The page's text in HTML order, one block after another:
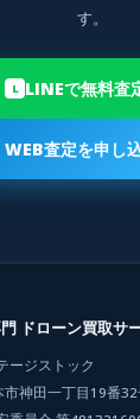
す。
L LINEで無料査
WEB査定を申し
ドローン買取サ
ージストック
神田一丁目19番